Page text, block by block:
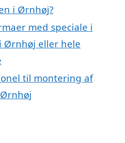
i Ørnhøj?
med speciale i
Ørnhøj eller hele
til montering af